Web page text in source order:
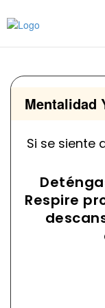
Mentalidad
Si se siente
Respire